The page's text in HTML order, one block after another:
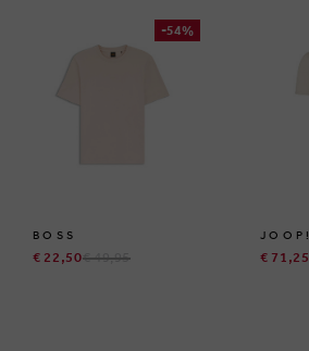
-54%
BOSS
€ 22,50€ 49,95
JOOP!
€ 71,25